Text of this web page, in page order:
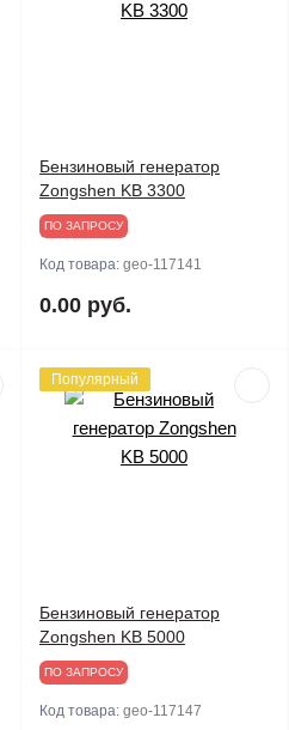
Бензиновый генератор
Zongshen KB 3300
ПО ЗАПРОСУ
Код товара: geo-117141
0.00 руб.
Популярный
Бензиновый генератор
Zongshen KB 5000
ПО ЗАПРОСУ
Код товара: geo-117147